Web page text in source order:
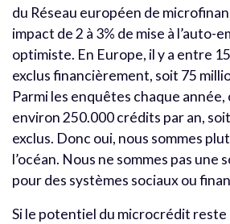
du Réseau européen de
impact de 2 à 3% de mise à l’auto-
optimiste. En Europe, il y a entre
exclus financièrement, soit 75
Parmi les enquêtes chaque
environ 250.000 crédits par an,
exclus. Donc oui, nous sommes
l’océan. Nous ne sommes pas
pour des systèmes sociaux ou
Si le potentiel du microcrédit reste